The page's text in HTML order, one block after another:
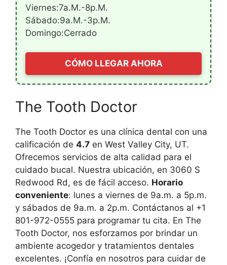
Viernes:7a.m.-8p.m.
Sábado:9a.m.-3p.m.
Domingo:Cerrado
CÓMO LLEGAR AHORA
The Tooth Doctor
The Tooth Doctor es una clínica dental con una
calificación de 4.7 en West Valley City, UT.
Ofrecemos servicios de alta calidad para el
cuidado bucal. Nuestra ubicación, en 3060 S
Redwood Rd, es de fácil acceso. Horario
conveniente: lunes a viernes de 9a.m. a 5p.m.
y sábados de 9a.m. a 2p.m. Contáctanos al +1
801-972-0555 para programar tu cita. En The
Tooth Doctor, nos esforzamos por brindar un
ambiente acogedor y tratamientos dentales
excelentes. ¡Confía en nosotros para cuidar de